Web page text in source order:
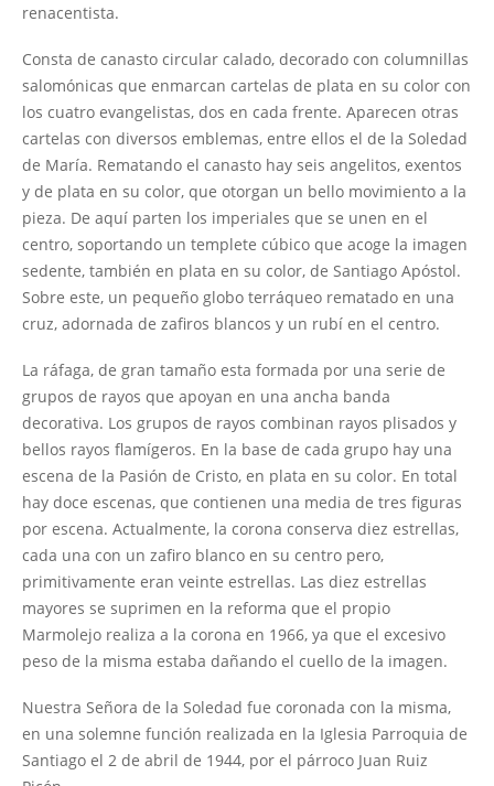
renacentista.
Consta de canasto circular calado, decorado con columnillas
salomónicas que enmarcan cartelas de plata en su color con
los cuatro evangelistas, dos en cada frente. Aparecen otras
cartelas con diversos emblemas, entre ellos el de la Soledad
de María. Rematando el canasto hay seis angelitos, exentos
y de plata en su color, que otorgan un bello movimiento a la
pieza. De aquí parten los imperiales que se unen en el
centro, soportando un templete cúbico que acoge la imagen
sedente, también en plata en su color, de Santiago Apóstol.
Sobre este, un pequeño globo terráqueo rematado en una
cruz, adornada de zafiros blancos y un rubí en el centro.
La ráfaga, de gran tamaño esta formada por una serie de
grupos de rayos que apoyan en una ancha banda
decorativa. Los grupos de rayos combinan rayos plisados y
bellos rayos flamígeros. En la base de cada grupo hay una
escena de la Pasión de Cristo, en plata en su color. En total
hay doce escenas, que contienen una media de tres figuras
por escena. Actualmente, la corona conserva diez estrellas,
cada una con un zafiro blanco en su centro pero,
primitivamente eran veinte estrellas. Las diez estrellas
mayores se suprimen en la reforma que el propio
Marmolejo realiza a la corona en 1966, ya que el excesivo
peso de la misma estaba dañando el cuello de la imagen.
Nuestra Señora de la Soledad fue coronada con la misma,
en una solemne función realizada en la Iglesia Parroquia de
Santiago el 2 de abril de 1944, por el párroco Juan Ruiz